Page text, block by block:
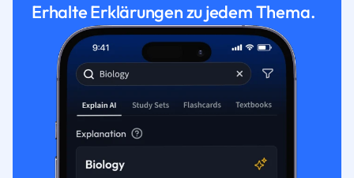
Erhalte Erklärungen zu jedem Thema.